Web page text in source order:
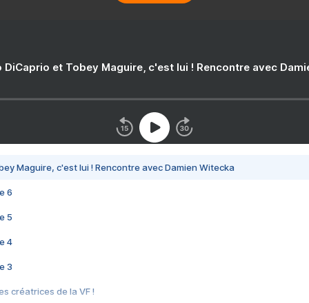
DiCaprio et Tobey Maguire, c'est lui ! Rencontre avec
Maguire, c'est lui ! Rencontre avec Damien Witecka
6
5
4
3
créatrices de la VF !